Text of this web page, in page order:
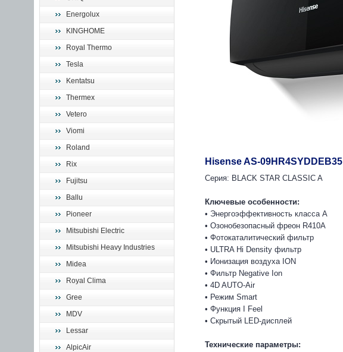
Energolux
KINGHOME
Royal Thermo
Tesla
Kentatsu
Thermex
Vetero
Viomi
Roland
Rix
Fujitsu
Ballu
Pioneer
Mitsubishi Electric
Mitsubishi Heavy Industries
Midea
Royal Clima
Gree
MDV
Lessar
AlpicAir
Hisense AS-09HR4SYDDEB35
Серия: BLACK STAR CLASSIC A
Ключевые особенности:
• Энергоэффективность класса А
• Озонобезопасный фреон R410A
• Фотокаталитический фильтр
• ULTRA Hi Density фильтр
• Ионизация воздуха ION
• Фильтр Negative Ion
• 4D AUTO-Air
• Режим Smart
• Функция I Feel
• Скрытый LED-дисплей
Технические параметры: